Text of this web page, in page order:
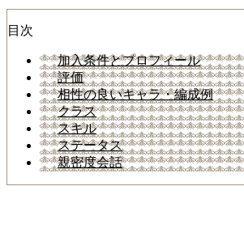
目次
加入条件とプロフィール
評価
相性の良いキャラ・編成例
クラス
スキル
ステータス
親密度会話